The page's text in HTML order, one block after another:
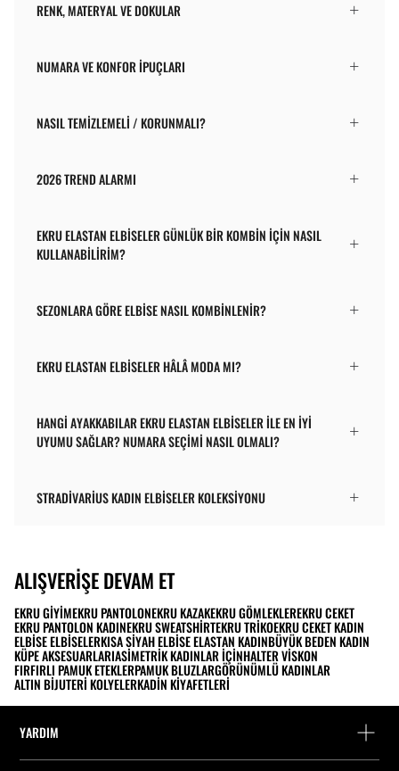
RENK, MATERYAL VE DOKULAR
NUMARA VE KONFOR İPUÇLARI
NASIL TEMIZLEMELI / KORUNMALI?
2026 TREND ALARMI
EKRU ELASTAN ELBISELER GÜNLÜK BIR KOMBIN IÇIN NASIL
KULLANABILIRIM?
SEZONLARA GÖRE ELBISE NASIL KOMBINLENIR?
EKRU ELASTAN ELBISELER HÂLÂ MODA MI?
HANGI AYAKKABILAR EKRU ELASTAN ELBISELER ILE EN IYI
UYUMU SAĞLAR? NUMARA SEÇIMI NASIL OLMALI?
STRADIVARIUS KADIN ELBISELER KOLEKSIYONU
ALIŞVERIŞE DEVAM ET
EKRU GIYIMEKRU PANTOLONEKRU KAZAKEKRU GÖMLEKLEREKRU CEKET
EKRU PANTOLON KADINEKRU SWEATSHIRTEKRU TRIKOEKRU CEKET KADIN
ELBISE ELBISELERKISA SIYAH ELBISE ELASTAN KADINBÜYÜK BEDEN KADIN
KÜPE AKSESUARLARIASIMETRIK KADINLAR İÇINHALTER VISKON
FIRFIRLI PAMUK ETEKLERPAMUK BLUZLARGÖRÜNÜMLÜ KADINLAR
ALTIN BIJUTERI KOLYELERKADIN KIYAFETLERI
YARDIM